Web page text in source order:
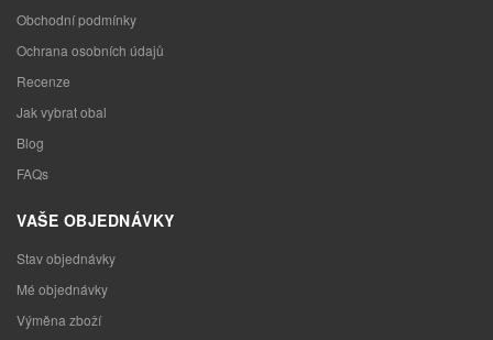
Obchodní podmínky
Ochrana osobních údajů
Recenze
Jak vybrat obal
Blog
FAQs
VAŠE OBJEDNÁVKY
Stav objednávky
Mé objednávky
Výměna zboží